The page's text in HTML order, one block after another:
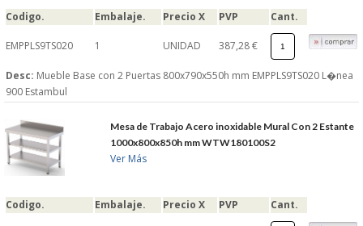
BLOG
S�GUENOS EN
Codigo. Embalaje. Precio X PVP Cant.
EMPPLS9TS020 1 UNIDAD 387,28 €
Desc: Mueble Base con 2 Puertas 800x790x550h mm EMPPLS9TS020 L�nea
900 Estambul
Mesa de Trabajo Acero inoxidable Mural Con 2 Estante
1000x800x850h mm WTW180100S2
Ver Más
Codigo. Embalaje. Precio X PVP Cant.